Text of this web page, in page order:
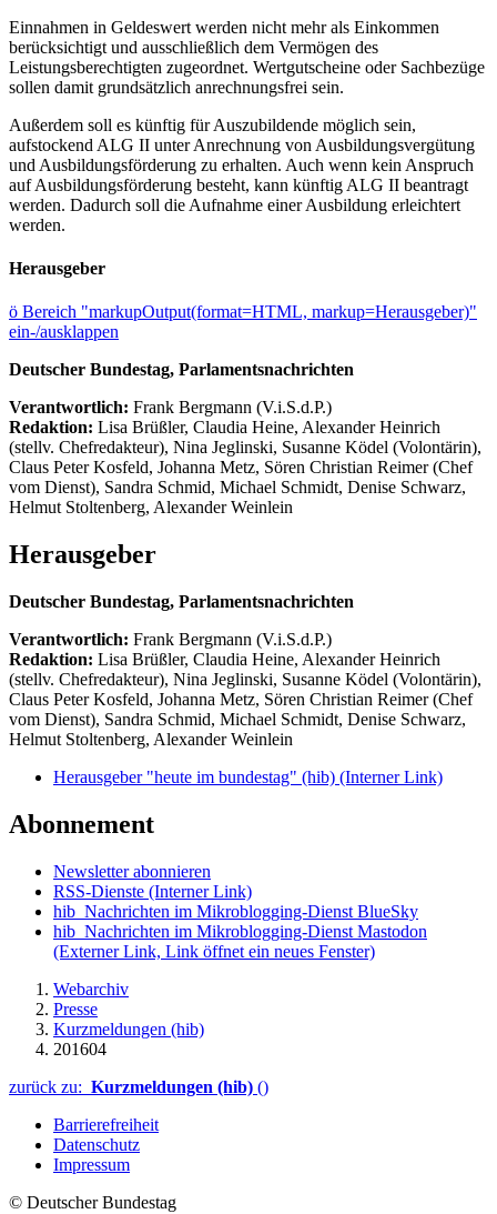
Einnahmen in Geldeswert werden nicht mehr als Einkommen
berücksichtigt und ausschließlich dem Vermögen des
Leistungsberechtigten zugeordnet. Wertgutscheine oder Sachbezüge
sollen damit grundsätzlich anrechnungsfrei sein.
Außerdem soll es künftig für Auszubildende möglich sein,
aufstockend ALG II unter Anrechnung von Ausbildungsvergütung
und Ausbildungsförderung zu erhalten. Auch wenn kein Anspruch
auf Ausbildungsförderung besteht, kann künftig ALG II beantragt
werden. Dadurch soll die Aufnahme einer Ausbildung erleichtert
werden.
Herausgeber
ö Bereich "markupOutput(format=HTML, markup=Herausgeber)"
ein-/ausklappen
Deutscher Bundestag, Parlamentsnachrichten
Verantwortlich: Frank Bergmann (V.i.S.d.P.)
Redaktion: Lisa Brüßler, Claudia Heine, Alexander Heinrich
(stellv. Chefredakteur), Nina Jeglinski, Susanne Ködel (Volontärin),
Claus Peter Kosfeld, Johanna Metz, Sören Christian Reimer (Chef
vom Dienst), Sandra Schmid, Michael Schmidt, Denise Schwarz,
Helmut Stoltenberg, Alexander Weinlein
Herausgeber
Deutscher Bundestag, Parlamentsnachrichten
Verantwortlich: Frank Bergmann (V.i.S.d.P.)
Redaktion: Lisa Brüßler, Claudia Heine, Alexander Heinrich
(stellv. Chefredakteur), Nina Jeglinski, Susanne Ködel (Volontärin),
Claus Peter Kosfeld, Johanna Metz, Sören Christian Reimer (Chef
vom Dienst), Sandra Schmid, Michael Schmidt, Denise Schwarz,
Helmut Stoltenberg, Alexander Weinlein
Herausgeber "heute im bundestag" (hib) (Interner Link)
Abonnement
Newsletter abonnieren
RSS-Dienste (Interner Link)
hib_Nachrichten im Mikroblogging-Dienst BlueSky
hib_Nachrichten im Mikroblogging-Dienst Mastodon
(Externer Link, Link öffnet ein neues Fenster)
Webarchiv
Presse
Kurzmeldungen (hib)
201604
zurück zu: Kurzmeldungen (hib) ()
Barrierefreiheit
Datenschutz
Impressum
© Deutscher Bundestag